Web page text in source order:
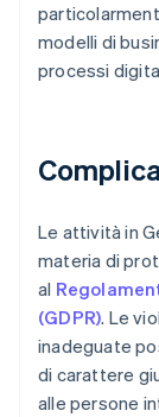
modelli di
processi
Le attività in
materia di
al
(GDPR). Le
inadeguate
di carattere
alle persone